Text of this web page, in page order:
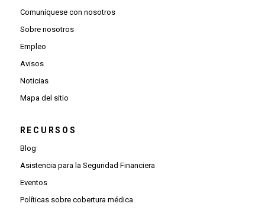
Comuníquese con nosotros
Sobre nosotros
Empleo
Avisos
Noticias
Mapa del sitio
RECURSOS
Blog
Asistencia para la Seguridad Financiera
Eventos
Políticas sobre cobertura médica